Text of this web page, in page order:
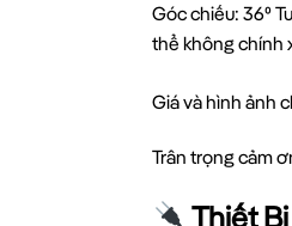
Góc chiếu: 36⁰
thể không chính
Giá và hình ảnh
Trân trọng cảm
Thiết